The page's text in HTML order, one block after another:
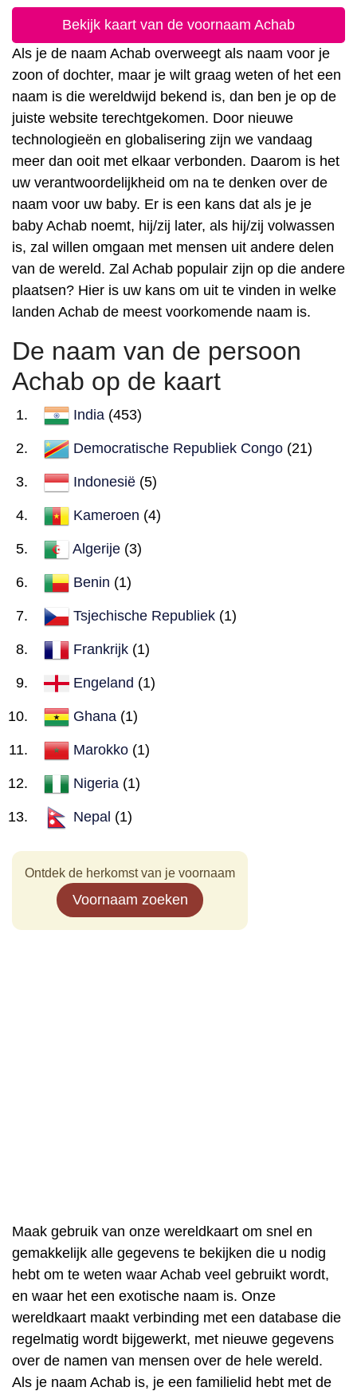
Bekijk kaart van de voornaam Achab
Als je de naam Achab overweegt als naam voor je
zoon of dochter, maar je wilt graag weten of het een
naam is die wereldwijd bekend is, dan ben je op de
juiste website terechtgekomen. Door nieuwe
technologieën en globalisering zijn we vandaag
meer dan ooit met elkaar verbonden. Daarom is het
uw verantwoordelijkheid om na te denken over de
naam voor uw baby. Er is een kans dat als je je
baby Achab noemt, hij/zij later, als hij/zij volwassen
is, zal willen omgaan met mensen uit andere delen
van de wereld. Zal Achab populair zijn op die andere
plaatsen? Hier is uw kans om uit te vinden in welke
landen Achab de meest voorkomende naam is.
De naam van de persoon
Achab op de kaart
India (453)
Democratische Republiek Congo (21)
Indonesië (5)
Kameroen (4)
Algerije (3)
Benin (1)
Tsjechische Republiek (1)
Frankrijk (1)
Engeland (1)
Ghana (1)
Marokko (1)
Nigeria (1)
Nepal (1)
Ontdek de herkomst van je voornaam
Voornaam zoeken
Maak gebruik van onze wereldkaart om snel en
gemakkelijk alle gegevens te bekijken die u nodig
hebt om te weten waar Achab veel gebruikt wordt,
en waar het een exotische naam is. Onze
wereldkaart maakt verbinding met een database die
regelmatig wordt bijgewerkt, met nieuwe gegevens
over de namen van mensen over de hele wereld.
Als je naam Achab is, je een familielid hebt met de